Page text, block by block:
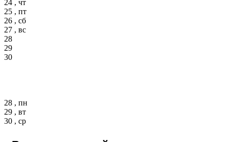
24 , чт
25 , пт
26 , сб
27 , вс
28
29
30
28 , пн
29 , вт
30 , ср